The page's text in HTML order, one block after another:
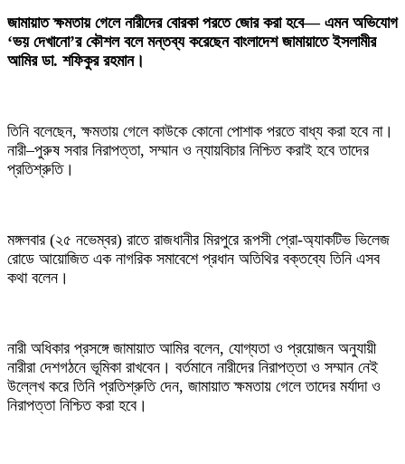
জামায়াত ক্ষমতায় গেলে নারীদের বোরকা পরতে জোর করা হবে— এমন অভিযোগ
‘ভয় দেখানো’র কৌশল বলে মন্তব্য করেছেন বাংলাদেশ জামায়াতে ইসলামীর
আমির ডা. শফিকুর রহমান।
তিনি বলেছেন, ক্ষমতায় গেলে কাউকে কোনো পোশাক পরতে বাধ্য করা হবে না।
নারী–পুরুষ সবার নিরাপত্তা, সম্মান ও ন্যায়বিচার নিশ্চিত করাই হবে তাদের
প্রতিশ্রুতি।
মঙ্গলবার (২৫ নভেম্বর) রাতে রাজধানীর মিরপুরে রূপসী প্রো-অ্যাকটিভ ভিলেজ
রোডে আয়োজিত এক নাগরিক সমাবেশে প্রধান অতিথির বক্তব্যে তিনি এসব
কথা বলেন।
নারী অধিকার প্রসঙ্গে জামায়াত আমির বলেন, যোগ্যতা ও প্রয়োজন অনুযায়ী
নারীরা দেশগঠনে ভূমিকা রাখবেন। বর্তমানে নারীদের নিরাপত্তা ও সম্মান নেই
উল্লেখ করে তিনি প্রতিশ্রুতি দেন, জামায়াত ক্ষমতায় গেলে তাদের মর্যাদা ও
নিরাপত্তা নিশ্চিত করা হবে।